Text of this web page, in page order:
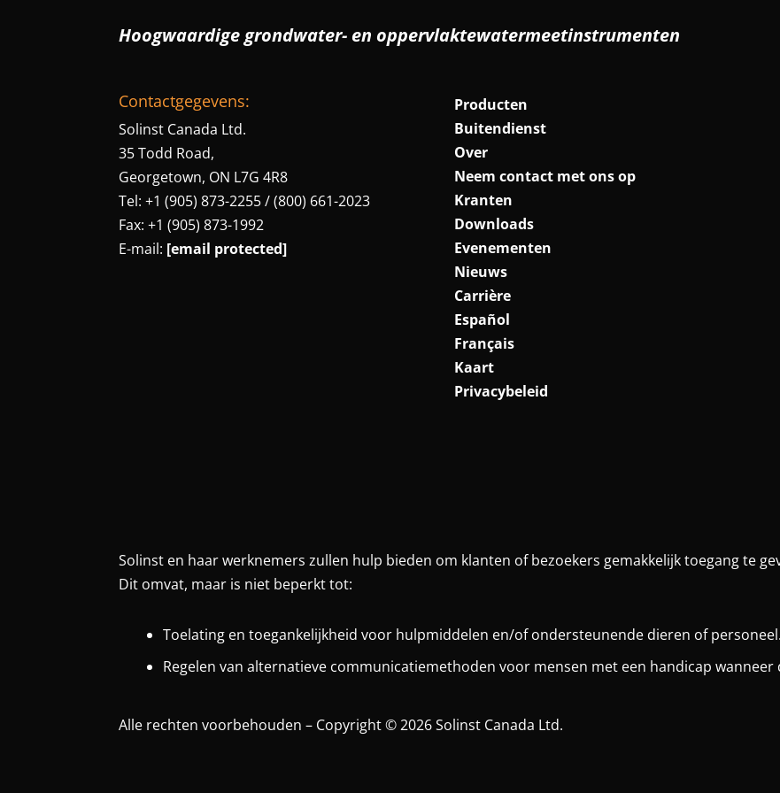
Hoogwaardige grondwater- en oppervlaktewatermeetinstrumenten
Contactgegevens:
Solinst Canada Ltd.
35 Todd Road,
Georgetown, ON L7G 4R8
Tel: +1 (905) 873-2255 / (800) 661-2023
Fax: +1 (905) 873-1992
E-mail: [email protected]
Producten
Buitendienst
Over
Neem contact met ons op
Kranten
Downloads
Evenementen
Nieuws
Carrière
Español
Français
Kaart
Privacybeleid
Solinst en haar werknemers zullen hulp bieden om klanten of bezoekers gemakkelijk toegang te
Dit omvat, maar is niet beperkt tot:
Toelating en toegankelijkheid voor hulpmiddelen en/of ondersteunende dieren of personeel.
Regelen van alternatieve communicatiemethoden voor mensen met een handicap
Alle rechten voorbehouden – Copyright © 2026 Solinst Canada Ltd.